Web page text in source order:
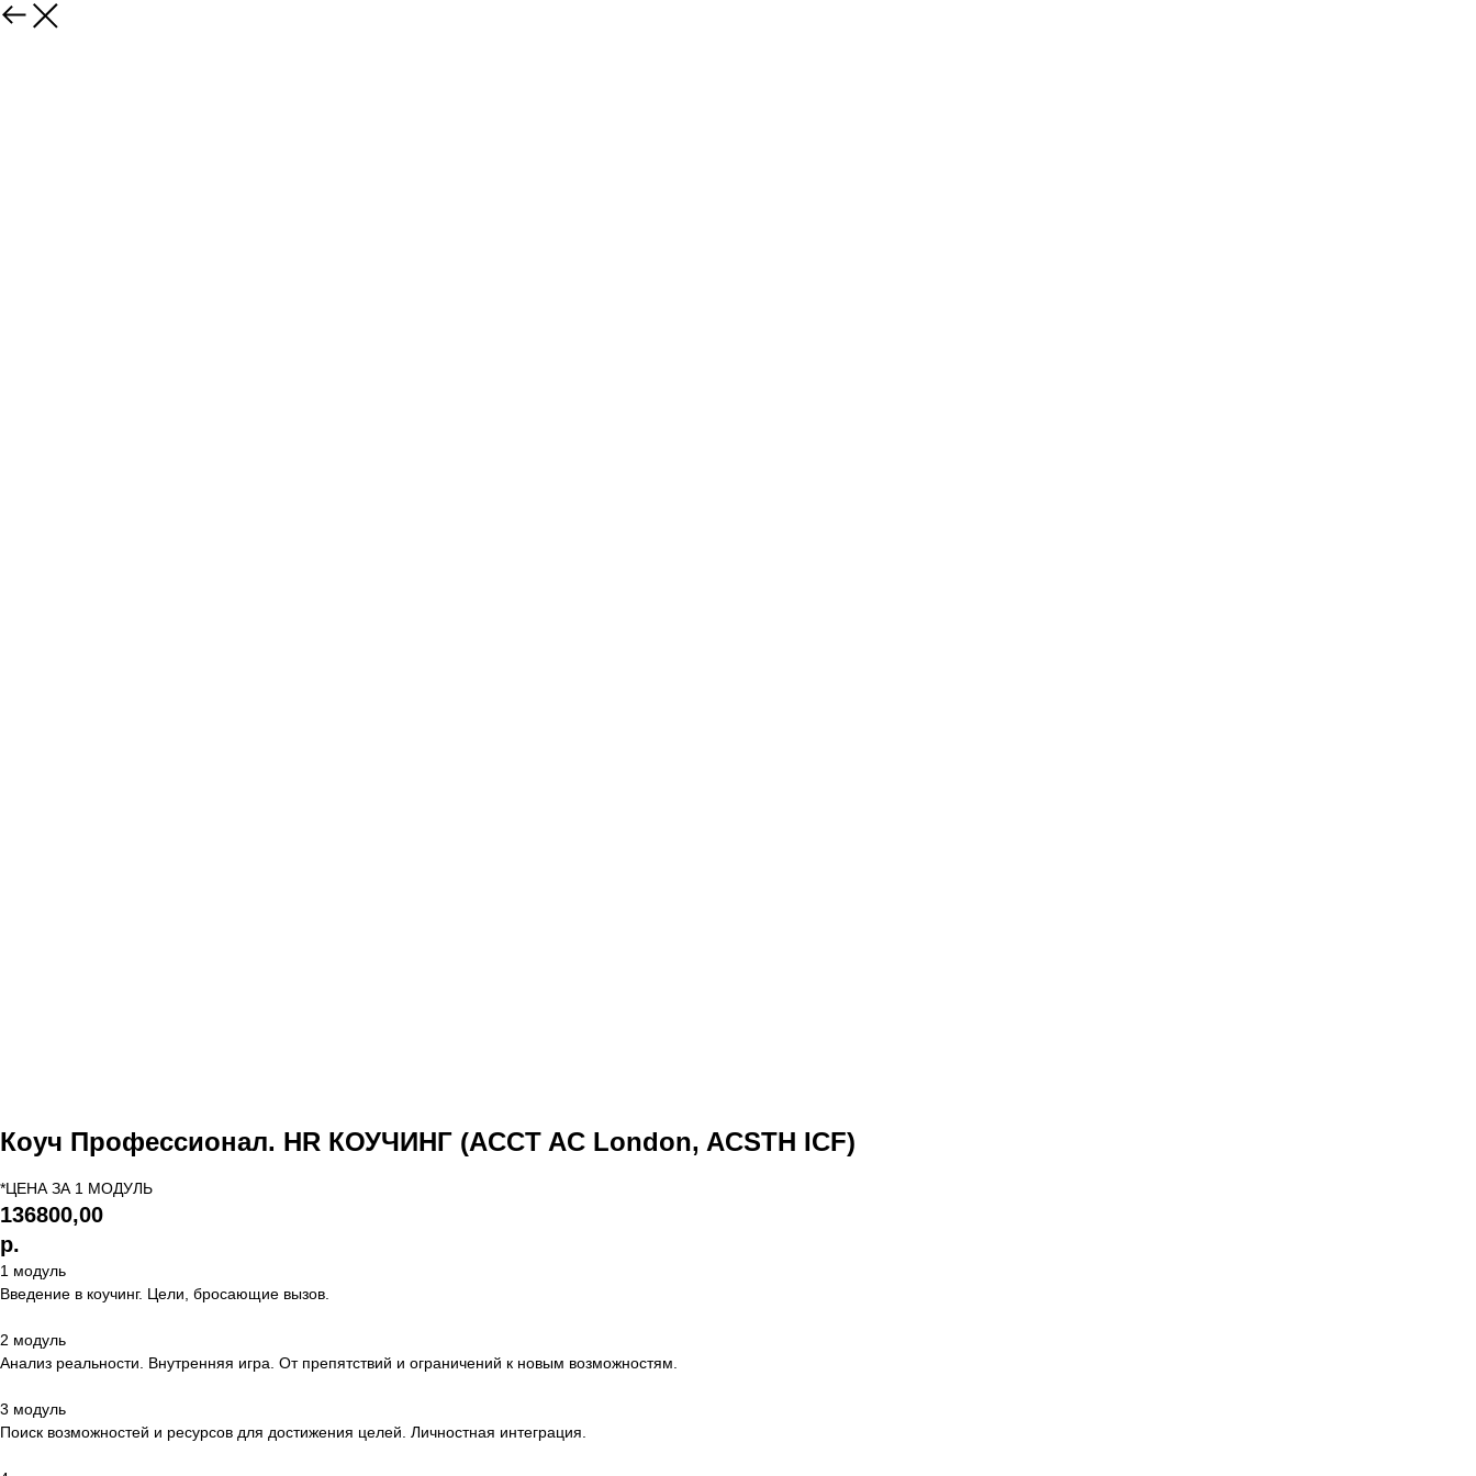
Коуч Профессионал. HR КОУЧИНГ (ACCT AC London, ACSTH ICF)
*ЦЕНА ЗА 1 МОДУЛЬ
136800,00
р.
1 модуль
Введение в коучинг. Цели, бросающие вызов.
2 модуль
Анализ реальности. Внутренняя игра. От препятствий и ограничений к новым возможностям.
3 модуль
Поиск возможностей и ресурсов для достижения целей. Личностная интеграция.